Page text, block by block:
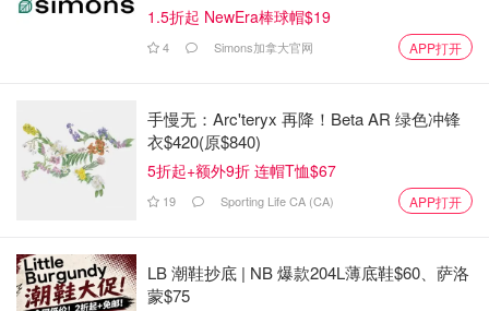
1.5折起 NewEra棒球帽$19
4 Simons加拿大官网 APP打开
手慢无：Arc'teryx 再降！Beta AR 绿色冲锋
衣$420(原$840)
5折起+额外9折 连帽T恤$67
19 Sporting Life CA (CA) APP打开
LB 潮鞋抄底 | NB 爆款204L薄底鞋$60、萨洛
蒙$75